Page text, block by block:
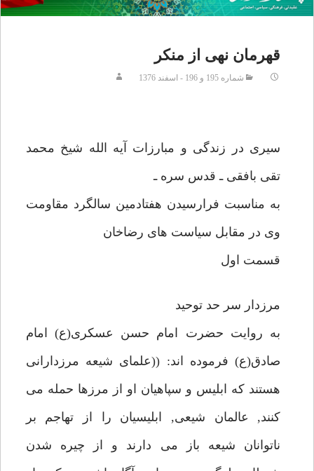
قهرمان نهى از منكر
شماره 195 و 196 - اسفند 1376
سيرى در زندگى و مبارزات آيه الله شيخ محمد
تقى بافقى ـ قدس سره ـ
به مناسبت فرارسيدن هفتادمين سالگرد مقاومت
وى در مقابل سياست هاى رضاخان
قسمت اول
مرزدار سر حد توحيد
به روايت حضرت امام حسن عسكرى(ع) امام
صادق(ع) فرموده اند: ((علماى شيعه مرزدارانى
هستند كه ابليس و سپاهيان او از مرزها حمله مى
كنند, عالمان شيعى, ابليسيان را از تهاجم بر
ناتوانان شيعه باز مى دارند و از چيره شدن